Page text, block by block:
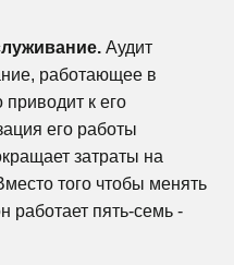
Аудит
работающее в
к его
его работы
затраты на
того чтобы менять
работает пять-семь -